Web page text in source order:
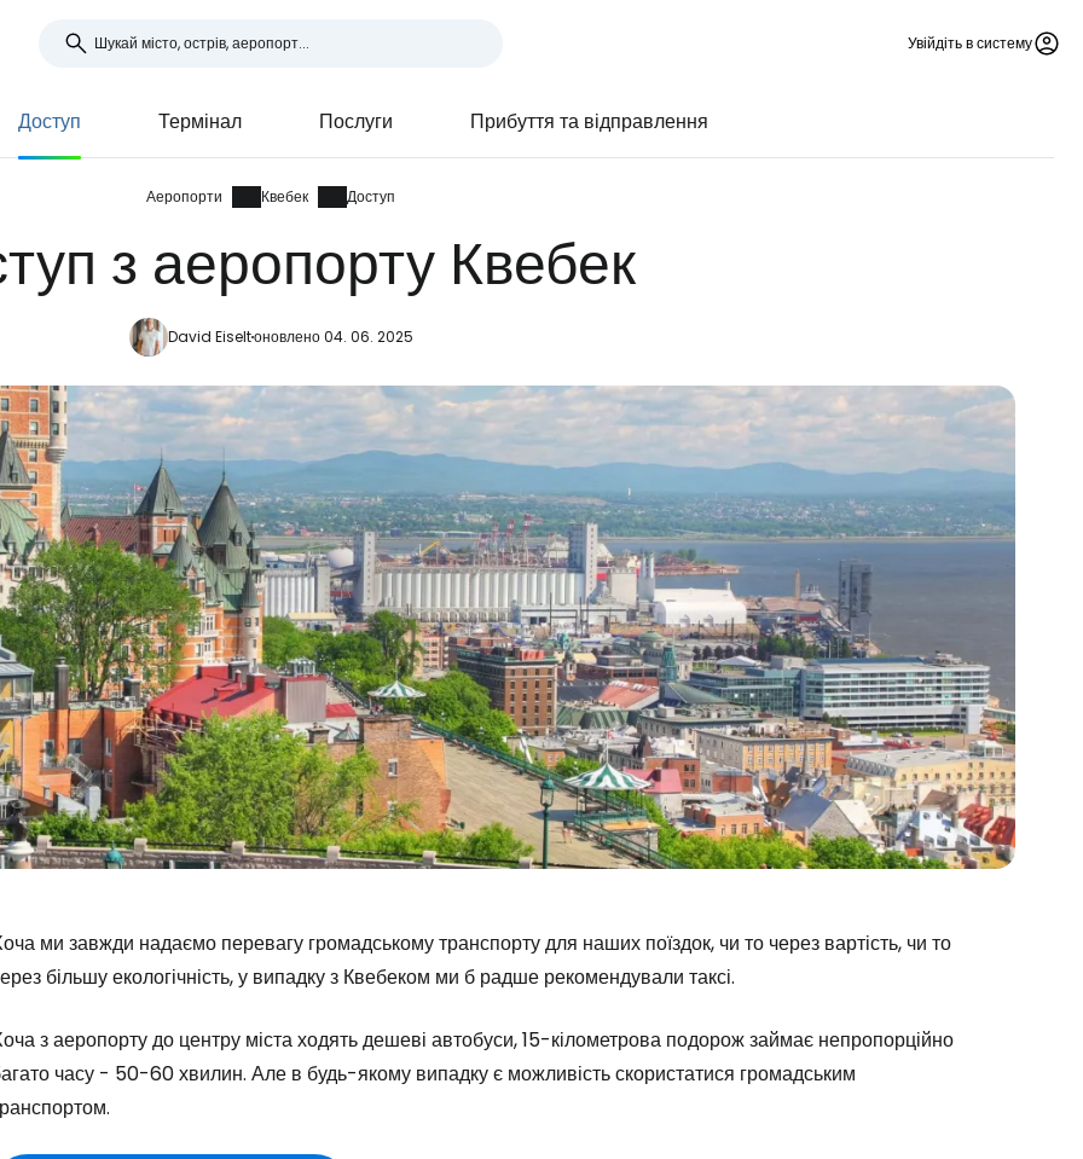
Увійдіть в систему
Доступ Термінал Послуги Прибуття та відправлення
Аеропорти Квебек Доступ
з аеропорту Квебек
David Eiseltоновлено 04. 06. 2025
ми завжди надаємо перевагу громадському транспорту для наших поїздок, чи то через вартість, чи то
більшу екологічність, у випадку з Квебеком ми б радше рекомендували таксі.
з аеропорту до центру міста ходять дешеві автобуси, 15-кілометрова подорож займає непропорційно
часу - 50-60 хвилин. Але в будь-якому випадку є можливість скористатися громадським